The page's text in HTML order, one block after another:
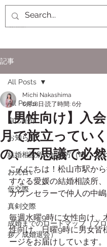
記事
All Posts
自己紹介
お知らせ
結婚相談所の始め方（IBJ・流
お見合い
仮交際
真剣交際
成婚までのロードマップ（プ
拶／成婚退会）
All Posts
【男性向け】入
月で旅立ってい
の、不思議で必
Michi Nakashima
6月18日 読了時間: 6分
こんにちは！松山市駅か
すなる愛媛の結婚相談所
カウンセラーで仲人の中
毎週水曜9時に女性向け、
性向け、日曜9時に男女皆
ージをお届けしています。